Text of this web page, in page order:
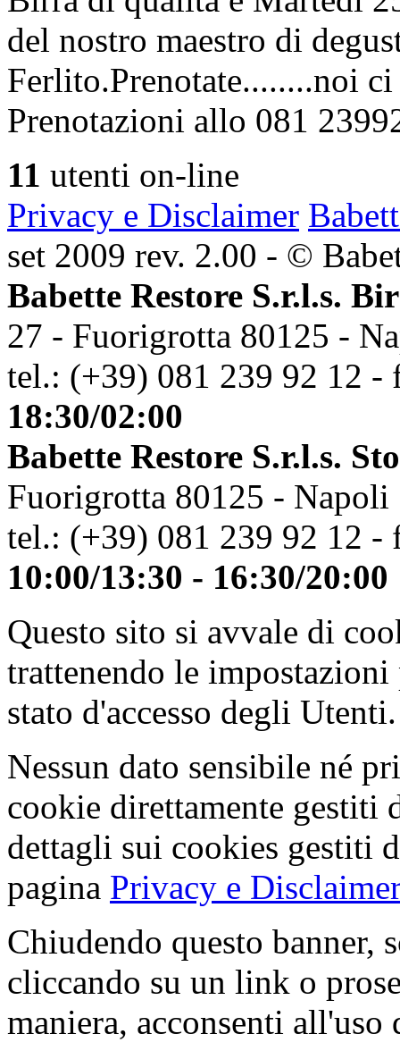
del nostro maestro di
Ferlito.Prenotate........noi
Prenotazioni allo 081
11 utenti on-line
Privacy e Disclaimer
set 2009 rev. 2.00 - ©
Babette Restore S.r.l.s.
27 - Fuorigrotta 80125 -
tel.: (+39) 081 239 92 12 -
18:30/02:00
Babette Restore S.r.l.s.
Fuorigrotta 80125 - Napoli
tel.: (+39) 081 239 92 12 -
10:00/13:30 - 16:30/20:00
Questo sito si avvale di
trattenendo le
stato d'accesso degli Utenti.
Nessun dato sensibile né
cookie direttamente gestiti
dettagli sui cookies gestiti
pagina Privacy e Disclaimer
Chiudendo questo banner,
cliccando su un link o
maniera, acconsenti all'uso